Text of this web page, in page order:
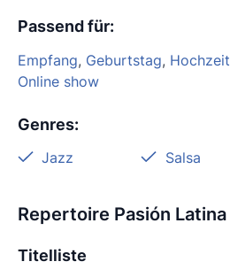
Passend für:
Empfang, Geburtstag, Hochzeit
Online show
Genres:
Jazz Salsa
Repertoire Pasión Latina
Titelliste